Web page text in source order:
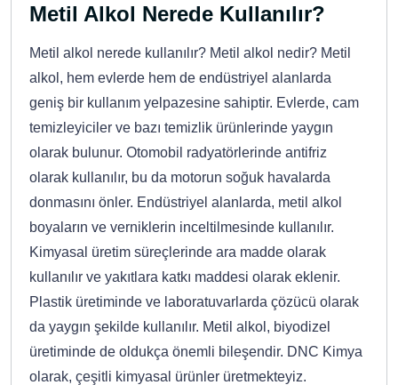
Metil Alkol Nerede Kullanılır?
Metil alkol nerede kullanılır? Metil alkol nedir? Metil
alkol, hem evlerde hem de endüstriyel alanlarda
geniş bir kullanım yelpazesine sahiptir. Evlerde, cam
temizleyiciler ve bazı temizlik ürünlerinde yaygın
olarak bulunur. Otomobil radyatörlerinde antifriz
olarak kullanılır, bu da motorun soğuk havalarda
donmasını önler. Endüstriyel alanlarda, metil alkol
boyaların ve verniklerin inceltilmesinde kullanılır.
Kimyasal üretim süreçlerinde ara madde olarak
kullanılır ve yakıtlara katkı maddesi olarak eklenir.
Plastik üretiminde ve laboratuvarlarda çözücü olarak
da yaygın şekilde kullanılır. Metil alkol, biyodizel
üretiminde de oldukça önemli bileşendir. DNC Kimya
olarak, çeşitli kimyasal ürünler üretmekteyiz.